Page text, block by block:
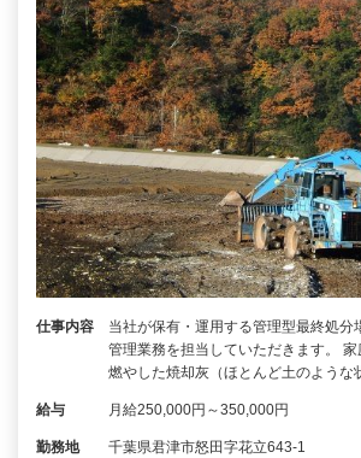
仕事内容
当社が保有・運用する管理型最終処分
管理業務を担当していただきます。
燃やした焼却灰（ほとんど土のよう
給与 月給250,000円～350,000円
勤務地 千葉県君津市怒田字花立643-1